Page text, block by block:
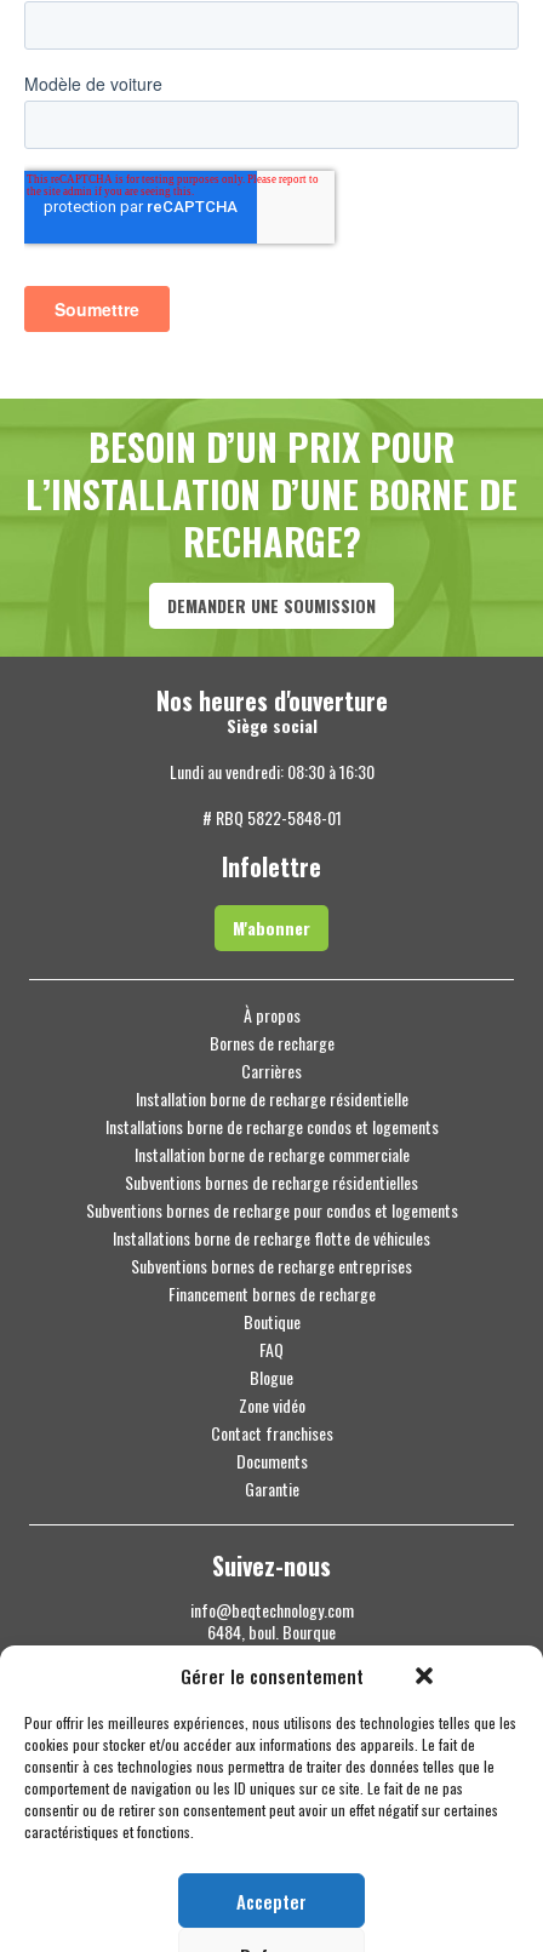
Gérer le consentement
Pour offrir les meilleures expériences, nous utilisons des technologies telles que les
cookies pour stocker et/ou accéder aux informations des appareils. Le fait de
consentir à ces technologies nous permettra de traiter des données telles que le
comportement de navigation ou les ID uniques sur ce site. Le fait de ne pas
consentir ou de retirer son consentement peut avoir un effet négatif sur certaines
caractéristiques et fonctions.
Accepter
BESOIN D’UN PRIX POUR
L’INSTALLATION D’UNE BORNE DE
RECHARGE?
DEMANDER UNE SOUMISSION
Nos heures d'ouverture
Siège social
Lundi au vendredi: 08:30 à 16:30
# RBQ 5822-5848-01
Infolettre
M'abonner
À propos
Bornes de recharge
Carrières
Installation borne de recharge résidentielle
Installations borne de recharge condos et logements
Installation borne de recharge commerciale
Subventions bornes de recharge résidentielles
Subventions bornes de recharge pour condos et logements
Installations borne de recharge flotte de véhicules
Subventions bornes de recharge entreprises
Financement bornes de recharge
Boutique
FAQ
Blogue
Zone vidéo
Contact franchises
Documents
Garantie
Suivez-nous
info@beqtechnology.com
6484, boul. Bourque
Sherbrooke QC J1N 1H3
1 844 427-7800